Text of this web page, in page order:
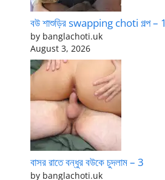
বউ শাশুড়ির swapping choti গল্প – 1
by banglachoti.uk
August 3, 2026
বাসর রাতে বন্ধুর বউকে চুদলাম – 3
by banglachoti.uk